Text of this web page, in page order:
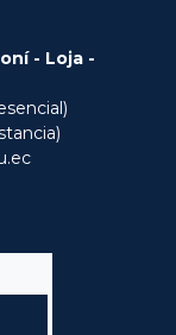
- Loja -